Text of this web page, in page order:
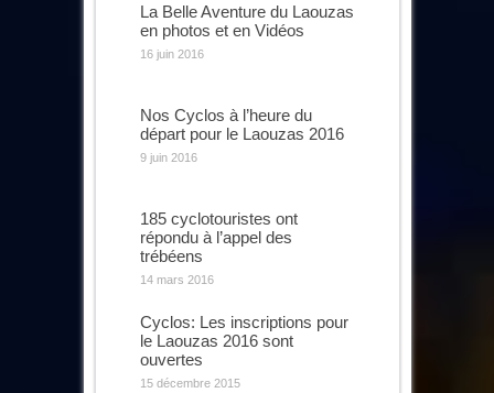
La Belle Aventure du Laouzas
en photos et en Vidéos
16 juin 2016
Nos Cyclos à l’heure du
départ pour le Laouzas 2016
9 juin 2016
185 cyclotouristes ont
répondu à l’appel des
trébéens
14 mars 2016
Cyclos: Les inscriptions pour
le Laouzas 2016 sont
ouvertes
15 décembre 2015